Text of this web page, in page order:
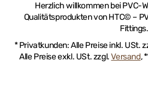
Herzlich willkommen bei PVC-
Qualitätsprodukten von HTC© –
Fittings.
* Privatkunden: Alle Preise inkl. USt.
Alle Preise exkl. USt. zzgl.Versand,